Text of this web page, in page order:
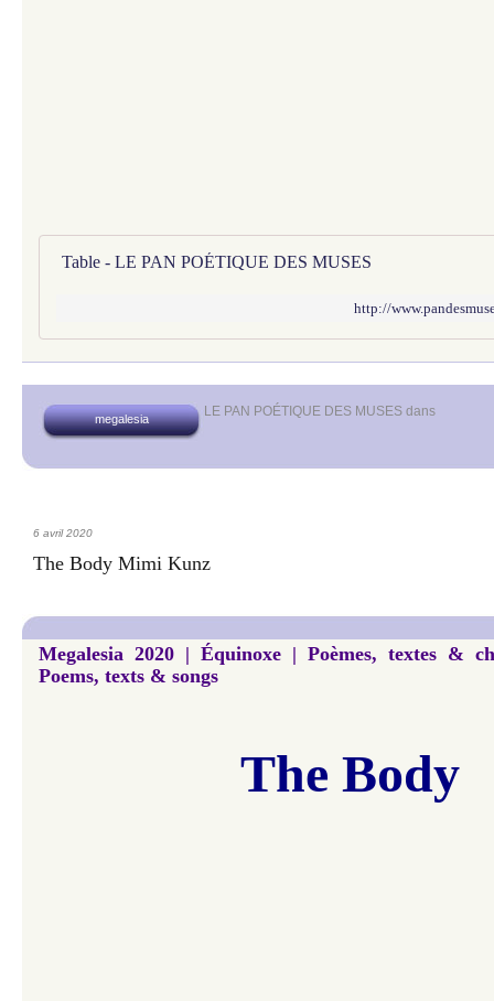
Table - LE PAN POÉTIQUE DES MUSES
http://
LE PAN POÉTIQUE DES MUSES dans
megalesia
6 avril 2020
The Body Mimi Kunz
Megalesia 2020 | Équinoxe | Poèmes, textes &
Poems, texts & songs
The Body